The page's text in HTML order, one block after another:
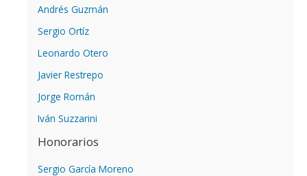
Andrés Guzmán
Sergio Ortíz
Leonardo Otero
Javier Restrepo
Jorge Román
Iván Suzzarini
Honorarios
Sergio García Moreno